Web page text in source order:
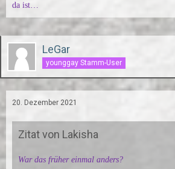
da ist…
LeGar
younggay Stamm-User
20. Dezember 2021
Zitat von Lakisha
War das früher einmal anders?